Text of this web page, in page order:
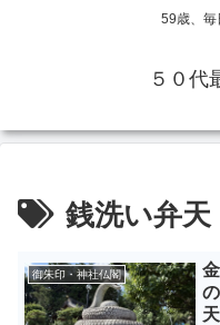
59歳、毎
５０代
銭洗い弁天
御朱印・神社仏閣